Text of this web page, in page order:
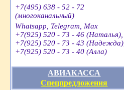
+7(495) 638 - 52 - 72
(многоканальный)
Whatsapp, Telegram, Max
+7(925) 520 - 73 - 46 (Наталья),
+7(925) 520 - 73 - 43 (Надежда),
+7(925) 520 - 73 - 40 (Алла)
АВИАКАССА
Спецпредложения